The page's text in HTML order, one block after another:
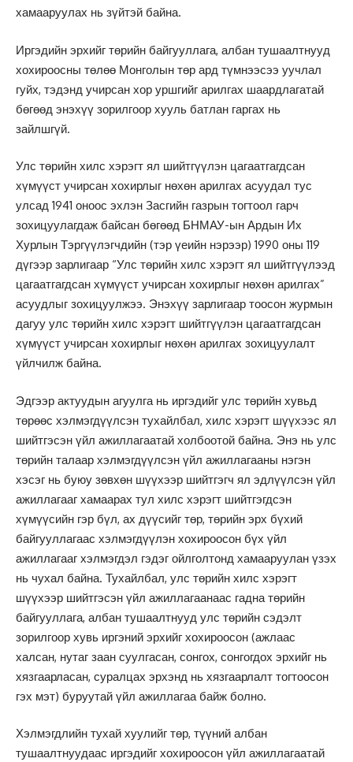
хамааруулах нь зүйтэй байна.
Иргэдийн эрхийг төрийн байгууллага, албан тушаалтнууд
хохироосны төлөө Монголын төр ард түмнээсээ уучлал
гуйх, тэдэнд учирсан хор уршгийг арилгах шаардлагатай
бөгөөд энэхүү зорилгоор хууль батлан гаргах нь
зайлшгүй.
Улс төрийн хилс хэрэгт ял шийтгүүлэн цагаатгагдсан
хүмүүст учирсан хохирлыг нөхөн арилгах асуудал тус
улсад 1941 оноос эхлэн Засгийн газрын тогтоол гарч
зохицуулагдаж байсан бөгөөд БНМАУ-ын Ардын Их
Хурлын Тэргүүлэгчдийн (тэр үеийн нэрээр) 1990 оны 119
дүгээр зарлигаар “Улс төрийн хилс хэрэгт ял шийтгүүлээд
цагаатгагдсан хүмүүст учирсан хохирлыг нөхөн арилгах”
асуудлыг зохицуулжээ. Энэхүү зарлигаар тоосон журмын
дагуу улс төрийн хилс хэрэгт шийтгүүлэн цагаатгагдсан
хүмүүст учирсан хохирлыг нөхөн арилгах зохицуулалт
үйлчилж байна.
Эдгээр актуудын агуулга нь иргэдийг улс төрийн хувьд
төрөөс хэлмэгдүүлсэн тухайлбал, хилс хэрэгт шүүхээс ял
шийтгэсэн үйл ажиллагаатай холбоотой байна. Энэ нь улс
төрийн талаар хэлмэгдүүлсэн үйл ажиллагааны нэгэн
хэсэг нь буюу зөвхөн шүүхээр шийтгэгч ял эдлүүлсэн үйл
ажиллагааг хамаарах тул хилс хэрэгт шийтгэгдсэн
хүмүүсийн гэр бүл, ах дүүсийг төр, төрийн эрх бүхий
байгууллагаас хэлмэгдүүлэн хохироосон бүх үйл
ажиллагааг хэлмэгдэл гэдэг ойлголтонд хамааруулан үзэх
нь чухал байна. Тухайлбал, улс төрийн хилс хэрэгт
шүүхээр шийтгэсэн үйл ажиллагаанаас гадна төрийн
байгууллага, албан тушаалтнууд улс төрийн сэдэлт
зорилгоор хувь иргэний эрхийг хохироосон (ажлаас
халсан, нутаг заан суулгасан, сонгох, сонгогдох эрхийг нь
хязгаарласан, суралцах эрхэнд нь хязгаарлалт тогтоосон
гэх мэт) буруутай үйл ажиллагаа байж болно.
Хэлмэгдлийн тухай хуулийг төр, түүний албан
тушаалтнуудаас иргэдийг хохироосон үйл ажиллагаатай